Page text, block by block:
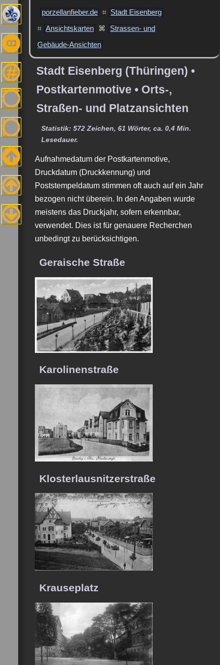
porzellanfieber.de ⌗ Stadt Eisenberg
⌗ Ansichtskarten ⌘ Strassen- und
Gebäude-Ansichten
Stadt Eisenberg (Thüringen) •
Postkartenmotive • Orts-,
Straßen- und Platzansichten
Statistik: 572 Zeichen, 61 Wörter, ca. 0,4 Min.
Lesedauer.
Aufnahmedatum der Postkartenmotive,
Druckdatum (Druckkennung) und
Poststempeldatum stimmen oft auch auf ein Jahr
bezogen nicht überein. In den Angaben wurde
meistens das Druckjahr, sofern erkennbar,
verwendet. Dies ist für genauere Recherchen
unbedingt zu berücksichtigen.
Geraische Straße
Karolinenstraße
Klosterlausnitzerstraße
Krauseplatz